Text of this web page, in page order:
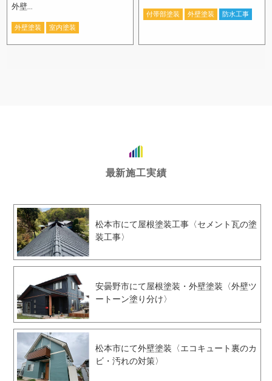
外壁...
外壁塗装 室内塗装
付帯部塗装 外壁塗装 防水工事
最新施工実績
松本市にて屋根塗装工事〈セメント瓦の塗
装工事〉
安曇野市にて屋根塗装・外壁塗装〈外壁ツ
ートーン塗り分け〉
松本市にて外壁塗装〈エコキュート裏のカ
ビ・汚れの対策〉